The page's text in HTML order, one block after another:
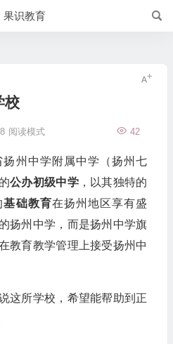
果识教育
校
42
阅读模式
州中学附属中学（扬州七
公办初级中学，以其独特的
基础教育在扬州地区享有盛
扬州中学，而是扬州中学旗
教育教学管理上接受扬州中
这所学校，希望能帮助到正